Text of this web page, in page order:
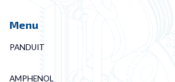
Menu
PANDUIT
AMPHENOL